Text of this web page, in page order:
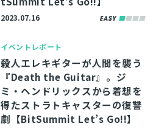
2023.07.16
イベントレポート
殺人エレキギターが人間を襲う
『Death the Guitar』。ジ
ミ・ヘンドリックスから着想を
得たストラトキャスターの復讐
劇【BitSummit Let’s Go!!】